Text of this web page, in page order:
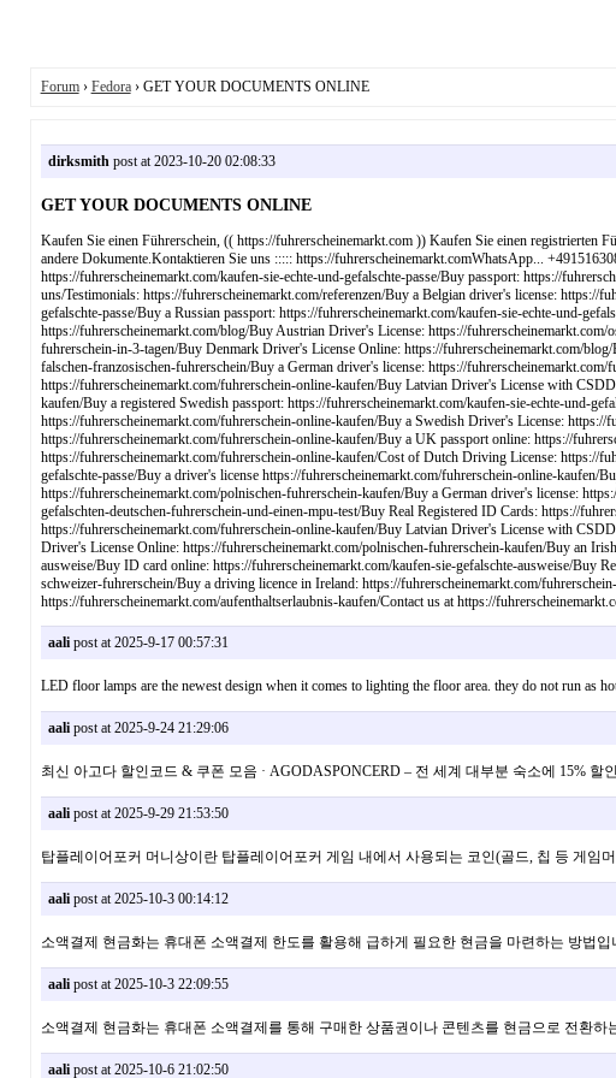
Forum› Fedora› GET YOUR DOCUMENTS ONLINE
dirksmithpost at 2023-10-20 02:08:33
GET YOUR DOCUMENTS ONLINE
Kaufen Sie einen Führerschein, (( https://fuhrerscheinemarkt.com )) Kaufen Sie einen registrierten
andere Dokumente.Kontaktieren Sie uns ::::: https://fuhrerscheinemarkt.comWhatsApp...
https://fuhrerscheinemarkt.com/kaufen-sie-echte-und-gefalschte-passe/Buy passport: https://
uns/Testimonials: https://fuhrerscheinemarkt.com/referenzen/Buy a Belgian driver's license: https://
gefalschte-passe/Buy a Russian passport: https://fuhrerscheinemarkt.com/kaufen-sie-echte-und-
https://fuhrerscheinemarkt.com/blog/Buy Austrian Driver's License: https://
fuhrerschein-in-3-tagen/Buy Denmark Driver's License Online: https://fuhrerscheinemarkt.com/
falschen-franzosischen-fuhrerschein/Buy a German driver's license: https://
https://fuhrerscheinemarkt.com/fuhrerschein-online-kaufen/Buy Latvian Driver's License with
kaufen/Buy a registered Swedish passport: https://fuhrerscheinemarkt.com/kaufen-sie-echte-und-
https://fuhrerscheinemarkt.com/fuhrerschein-online-kaufen/Buy a Swedish Driver's License:
https://fuhrerscheinemarkt.com/fuhrerschein-online-kaufen/Buy a UK passport online: https://
https://fuhrerscheinemarkt.com/fuhrerschein-online-kaufen/Cost of Dutch Driving License: https://
gefalschte-passe/Buy a driver's license https://fuhrerscheinemarkt.com/fuhrerschein-online-
https://fuhrerscheinemarkt.com/polnischen-fuhrerschein-kaufen/Buy a German driver's license:
gefalschten-deutschen-fuhrerschein-und-einen-mpu-test/Buy Real Registered ID Cards: https://
https://fuhrerscheinemarkt.com/fuhrerschein-online-kaufen/Buy Latvian Driver's License with
Driver's License Online: https://fuhrerscheinemarkt.com/polnischen-fuhrerschein-kaufen/Buy an
ausweise/Buy ID card online: https://fuhrerscheinemarkt.com/kaufen-sie-gefalschte-ausweise/Buy
schweizer-fuhrerschein/Buy a driving licence in Ireland: https://fuhrerscheinemarkt.com/
https://fuhrerscheinemarkt.com/aufenthaltserlaubnis-kaufen/Contact us at https://
aalipost at 2025-9-17 00:57:31
LED floor lamps are the newest design when it comes to lighting the floor area. they do not run
aalipost at 2025-9-24 21:29:06
최신 아고다 할인코드 & 쿠폰 모음 · AGODASPONCERD – 전 세계 대부분 숙소에 15%
aalipost at 2025-9-29 21:53:50
탑플레이어포커 머니상이란 탑플레이어포커 게임 내에서 사용되는 코인(골드, 칩 등
aalipost at 2025-10-3 00:14:12
소액결제 현금화는 휴대폰 소액결제 한도를 활용해 급하게 필요한 현금을 마련하는 방
aalipost at 2025-10-3 22:09:55
소액결제 현금화는 휴대폰 소액결제를 통해 구매한 상품권이나 콘텐츠를 현금으로 전
aalipost at 2025-10-6 21:02:50